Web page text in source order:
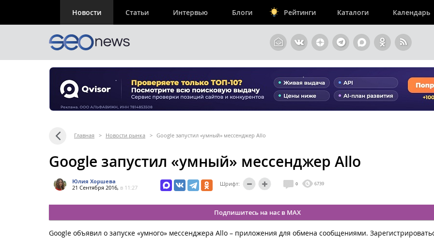
Новости Статьи Интервью Блоги Рейтинги Каталоги Календарь
Главная > Новости рынка > Google запустил «умный» мессенджер Allo
Google запустил «умный» мессенджер Allo
Юлия Хоршева
21 Сентября 2016, в 11:27
Шрифт: 0 6739
Подпишитесь на нас в MAX
Google объявил о запуске «умного» мессенджера Allo – приложения для обмена сообщениями.